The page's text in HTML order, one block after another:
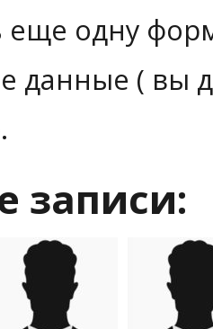
еще одну
данные ( вы
записи: